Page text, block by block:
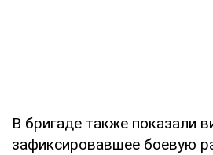
В бригаде также показали
зафиксировавшее боевую